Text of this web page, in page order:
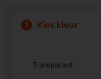
Functionaliteit
loep in één, inclusief
uitstraling die bij elke
1 Kies kleur
Transparant